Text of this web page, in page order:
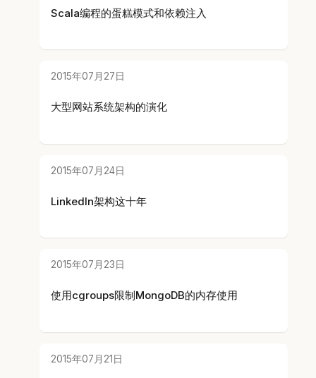
Scala编程的蛋糕模式和依赖注入
2015年07月27日
大型网站系统架构的演化
2015年07月24日
LinkedIn架构这十年
2015年07月23日
使用cgroups限制MongoDB的内存使用
2015年07月21日